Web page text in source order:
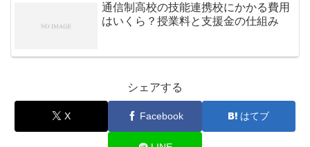
通信制高校の技能連携校にかかる費用
はいくら？授業料と支援金の仕組み
シェアする
X Facebook はてブ